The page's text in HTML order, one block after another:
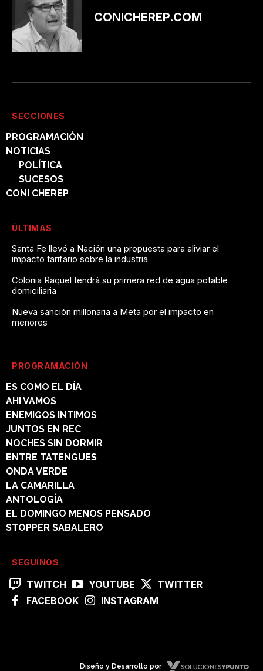
CONICHEREP.COM
SECCIONES
PROGRAMACIÓN
NOTICIAS
POLÍTICA
SUCESOS
CONI CHEREP
ÚLTIMAS
Santa Fe llevó a Nación una propuesta para aliviar el
impacto tarifario sobre la industria
Colonia Raquel tendrá su primera red de agua potable
domiciliaria
Nueva sanción millonaria a Meta por el impacto en
menores
PROGRAMACIÓN
ES COMO EL DÍA
AHI VAMOS
ENEMIGOS INTIMOS
JUNTOS EN REC
NOCHES SIN DORMIR
ENTRE TATENGUES
ONDA VERDE
LA CAMARILLA
ANTOLOGÍA
EL DOMINGO MENOS PENSADO
STOPPER SABALERO
SEGUÍNOS
TWITCH YOUTUBE
TWITTER
FACEBOOK
INSTAGRAM
Diseño y Desarrollo por